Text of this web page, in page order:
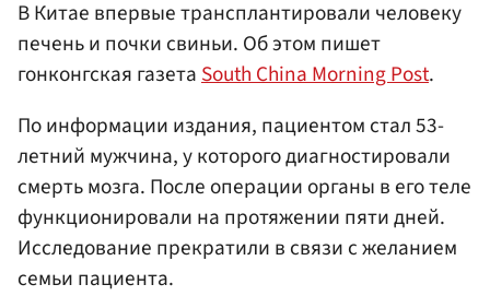
В Китае впервые трансплантировали человеку
печень и почки свиньи. Об этом пишет
гонконгская газетаSouth China Morning Post.
По информации издания, пациентом стал 53-
летний мужчина, у которого диагностировали
смерть мозга. После операции органы в его теле
функционировали на протяжении пяти дней.
Исследование прекратили в связи с желанием
семьи пациента.